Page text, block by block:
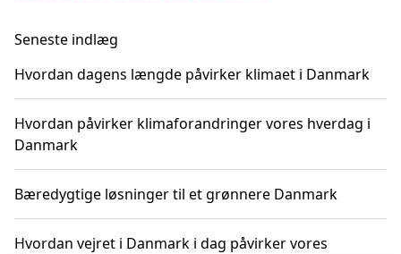
Seneste indlæg
Hvordan dagens længde påvirker klimaet i Danmark
Hvordan påvirker klimaforandringer vores hverdag i
Danmark
Bæredygtige løsninger til et grønnere Danmark
Hvordan vejret i Danmark i dag påvirker vores